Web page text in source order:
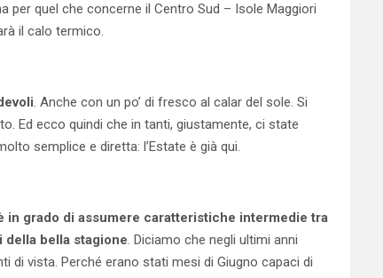
per quel che concerne il Centro Sud – Isole Maggiori
il calo termico.
. Anche con un po’ di fresco al calar del sole. Si
Ed ecco quindi che in tanti, giustamente, ci state
semplice e diretta: l’Estate è già qui.
in grado di assumere caratteristiche intermedie tra
della bella stagione. Diciamo che negli ultimi anni
di vista. Perché erano stati mesi di Giugno capaci di